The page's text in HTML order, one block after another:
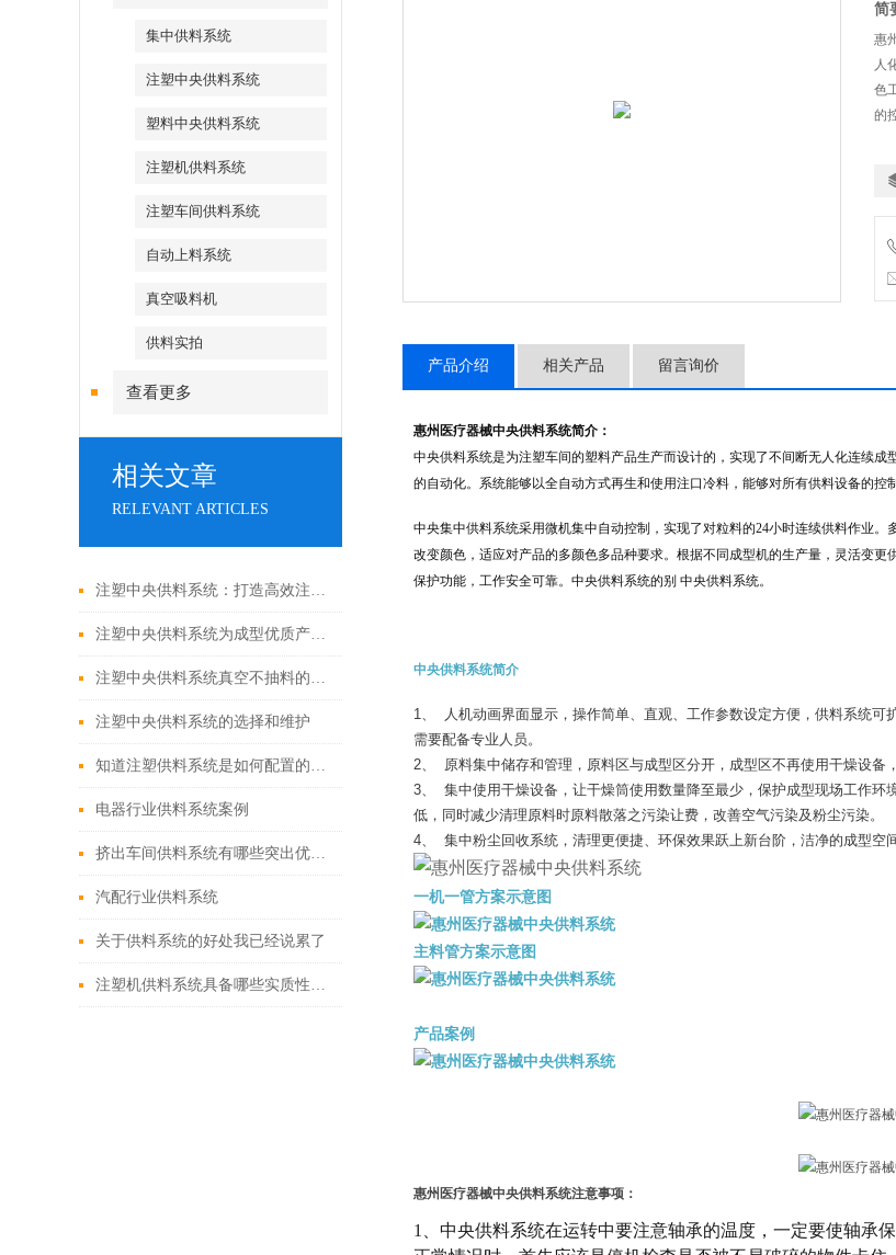
集中供料系统
注塑中央供料系统
塑料中央供料系统
注塑机供料系统
注塑车间供料系统
自动上料系统
真空吸料机
供料实拍
查看更多
相关文章
RELEVANT ARTICLES
注塑中央供料系统：打造高效注塑车间的基石
注塑中央供料系统为成型优质产品奠定基础
注塑中央供料系统真空不抽料的原因分析与解决
注塑中央供料系统的选择和维护
知道注塑供料系统是如何配置的吗？
电器行业供料系统案例
挤出车间供料系统有哪些突出优势?
汽配行业供料系统
关于供料系统的好处我已经说累了
注塑机供料系统具备哪些实质性的生产优势？
简
惠
人
色
的
产品介绍 相关产品 留言询价
惠州医疗器械中央供料系统简介：
中央供料系统是为注塑车间的塑料产品生产而设计的，实现了不间断无人化连续
的自动化。系统能够以全自动方式再生和使用注口冷料，能够对所有供料设备的
中央集中供料系统采用微机集中自动控制，实现了对粒料的24小时连续供料作业
改变颜色，适应对产品的多颜色多品种要求。根据不同成型机的生产量，灵活变
保护功能，工作安全可靠。中央供料系统的别 中央供料系统。
中央供料系统简介
1、
人机动画界面显示，操作简单、直观、工作参数设定方便，供料系统
需要配备专业人员。
2、
原料集中储存和管理，原料区与成型区分开，成型区不再使用干燥设备
3、
集中使用干燥设备，让干燥筒使用数量降至最少，保护成型现场工作
低，同时减少清理原料时原料散落之污染让费， 改善空气污染及粉尘污染。
4、
集中粉尘回收系统，清理更便捷、环保效果跃上新台阶，洁净的成型空
一机一管方案示意图
主料管方案示意图
产品案例
惠州医疗器械中央供料系统注意事项：
1、中央供料系统在运转中要注意轴承的温度，一定要使轴承